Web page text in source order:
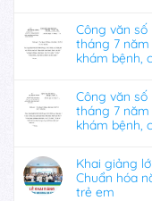
Công văn số
tháng 7
khám bệnh,
Công văn số
tháng 7
khám bệnh,
Khai giảng
Chuẩn hóa
trẻ em